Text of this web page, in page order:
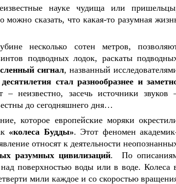
науке чудища или
сказать, что какая-то разумная
несколько сотен метров,
подводных лодок, раскаты
сигнал, названный
стал разнообразнее и
неизвестно, засечь источники звуков
до сегодняшнего дня…
которое европейские моряки
«колеса Будды». Этот феномен
относят к деятельности
разумных цивилизаций. По
поверхностью воды или в воде. Колеса
мили каждое и со скоростью